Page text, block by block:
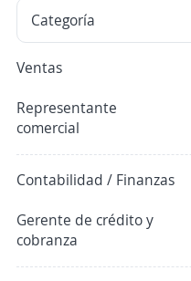
Ventas
Representante
comercial
Contabilidad / Finanzas
Gerente de crédito y
cobranza